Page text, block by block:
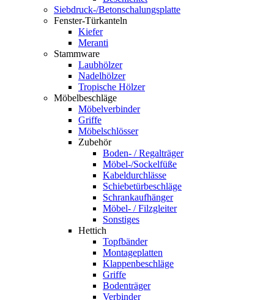
Siebdruck-/Betonschalungsplatte
Fenster-Türkanteln
Kiefer
Meranti
Stammware
Laubhölzer
Nadelhölzer
Tropische Hölzer
Möbelbeschläge
Möbelverbinder
Griffe
Möbelschlösser
Zubehör
Boden- / Regalträger
Möbel-/Sockelfüße
Kabeldurchlässe
Schiebetürbeschläge
Schrankaufhänger
Möbel- / Filzgleiter
Sonstiges
Hettich
Topfbänder
Montageplatten
Klappenbeschläge
Griffe
Bodenträger
Verbinder